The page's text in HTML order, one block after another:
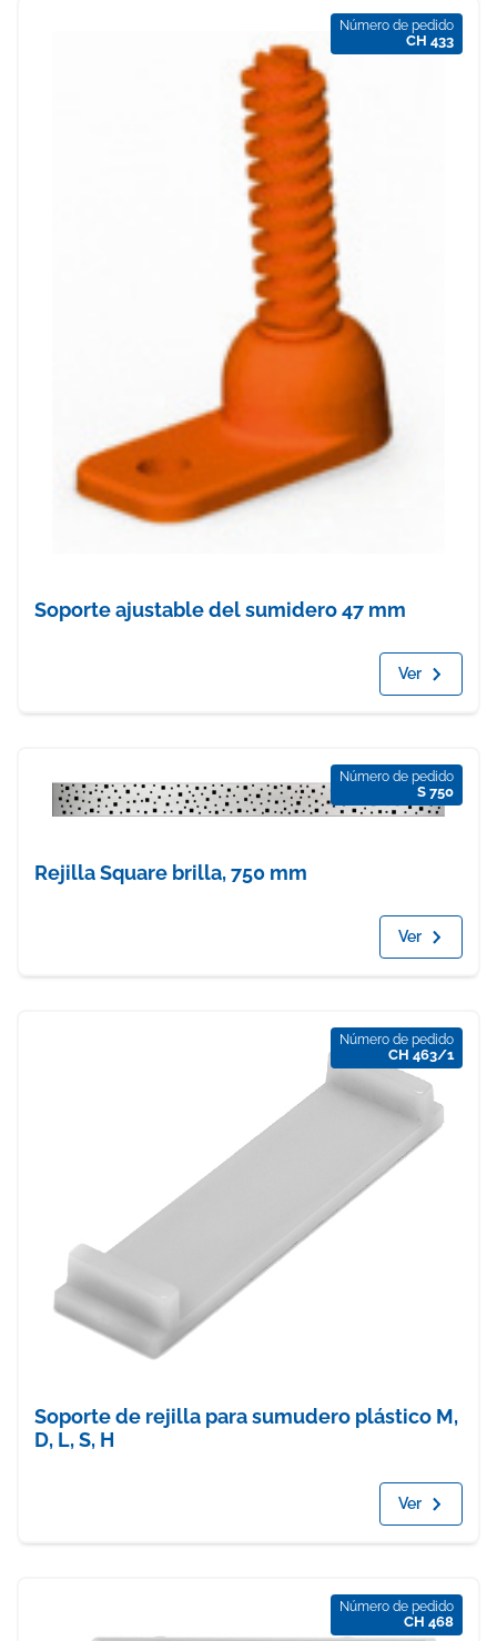
Número de pedido
CH 433
Soporte ajustable del sumidero 47 mm
Ver
Número de pedido
S 750
Rejilla Square brilla, 750 mm
Ver
Número de pedido
CH 463/1
Soporte de rejilla para sumudero plástico M,
D, L, S, H
Ver
Número de pedido
CH 468